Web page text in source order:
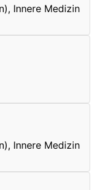
Innere Medizin
Innere Medizin